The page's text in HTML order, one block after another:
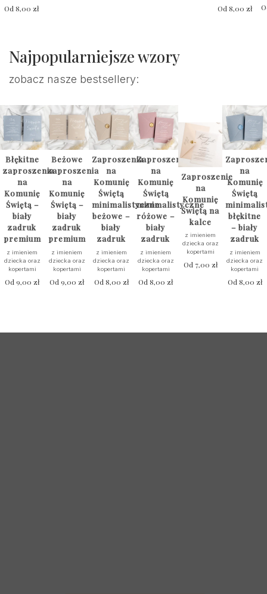
Od 8,00 zł Od 8,00zł
Najpopularniejsze wzory
zobacz nasze bestsellery:
Błękitne
zaproszenia
na
Komunię
Świętą –
biały
zadruk
premium
z imieniem
dziecka oraz
kopertami
Od9,00zł
Beżowe
zaproszenia
na
Komunię
Świętą –
biały
zadruk
premium
z imieniem
dziecka oraz
kopertami
Od 9,00 zł
Zaproszenia
na
Komunię
Świętą
minimalistyczne
beżowe –
biały
zadruk
z imieniem
dziecka oraz
kopertami
Od 8,00 zł
Zaproszenia
na
Komunię
Świętą
minimalistyczne
różowe –
biały
zadruk
z imieniem
dziecka oraz
kopertami
Od 8,00zł
Zaproszenie
na
Komunię
Świętą na
kalce
z imieniem
dziecka oraz
kopertami
Od 7,00 zł
na
Komunię
Świętą
błękitne
– biały
zadruk
z imieniem
dziecka oraz
kopertami
Od 8,00 zł